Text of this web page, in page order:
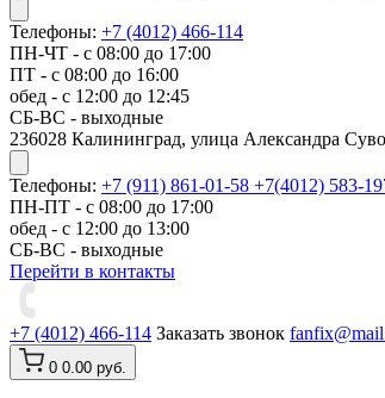
Телефоны: +7 (4012) 466-114
ПН-ЧТ - с 08:00 до 17:00
ПТ - с 08:00 до 16:00
обед - с 12:00 до 12:45
СБ-ВС - выходные
​236028 Калининград, улица Александра
Телефоны: +7 (911) 861-01-58 +7(4012) 583-
ПН-ПТ - с 08:00 до 17:00
обед - с 12:00 до 13:00
СБ-ВС - выходные
Перейти в контакты
+7 (4012) 466-114 Заказать звонок
0 0.00 руб.